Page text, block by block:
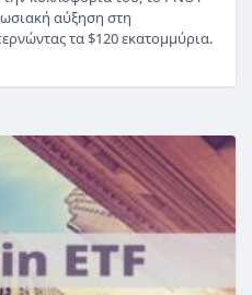
αύξηση στη
τα $120 εκατομμύρια.